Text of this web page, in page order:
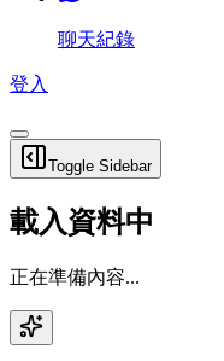
聊天紀錄
登入
Toggle Sidebar
載入資料中
正在準備內容...